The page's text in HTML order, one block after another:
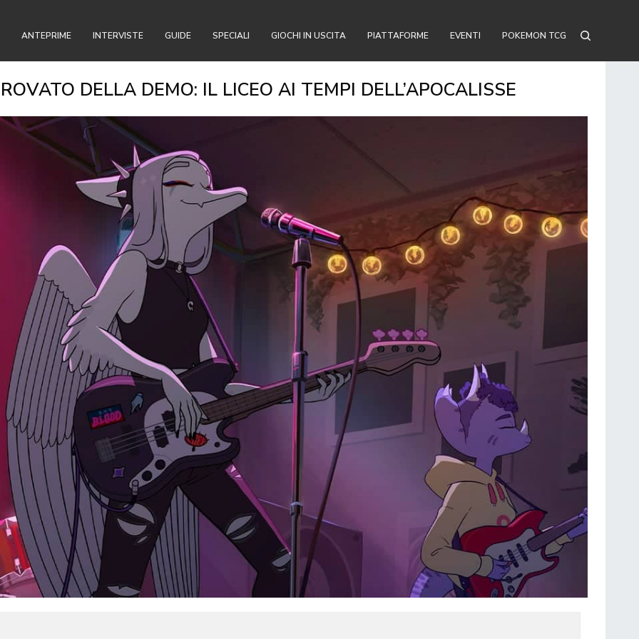
ANTEPRIME INTERVISTE GUIDE SPECIALI GIOCHI IN USCITA PIATTAFORME EVENTI POKEMON TCG
DELLA DEMO: IL LICEO AI TEMPI DELL’APOCALISSE